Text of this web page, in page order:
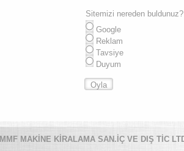
Sitemizi nereden buldunuz?
Google
Reklam
Tavsiye
Duyum
MMF MAKİNE KİRALAMA SAN.İÇ VE DIŞ TİC